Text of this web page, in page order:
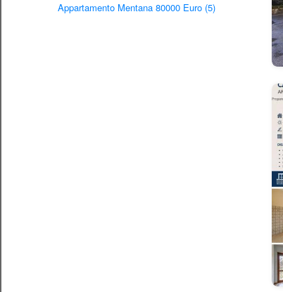
Appartamento Mentana 80000 Euro (5)